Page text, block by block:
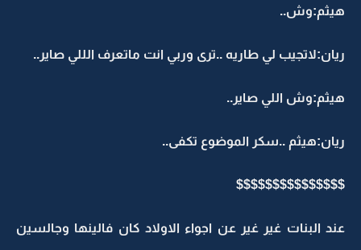
هيثم:وش..
ريان:لاتجيب لي طاريه ..ترى وربي انت ماتعرف الللي صاير..
هيثم:وش اللي صاير..
ريان:هيثم ..سكر الموضوع تكفى..
$$$$$$$$$$$$$$$
عند البنات غير غير عن اجواء الاولاد كان فالينها وجالسين